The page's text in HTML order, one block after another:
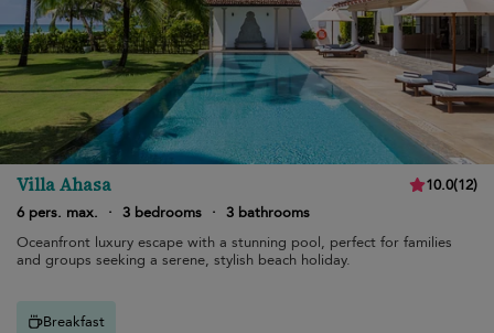
Villa Ahasa 10.0(12)
6 pers. max.
· 3 bedrooms · 3 bathrooms
Oceanfront luxury escape with a stunning pool, perfect for families
and groups seeking a serene, stylish beach holiday.
Breakfast